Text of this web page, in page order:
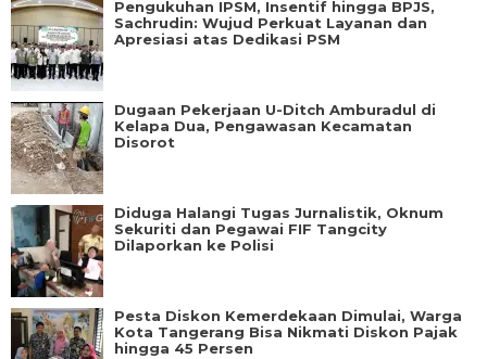
Pengukuhan IPSM, Insentif hingga BPJS,
Sachrudin: Wujud Perkuat Layanan dan
Apresiasi atas Dedikasi PSM
Dugaan Pekerjaan U-Ditch Amburadul di
Kelapa Dua, Pengawasan Kecamatan
Disorot
Diduga Halangi Tugas Jurnalistik, Oknum
Sekuriti dan Pegawai FIF Tangcity
Dilaporkan ke Polisi
Pesta Diskon Kemerdekaan Dimulai, Warga
Kota Tangerang Bisa Nikmati Diskon Pajak
hingga 45 Persen